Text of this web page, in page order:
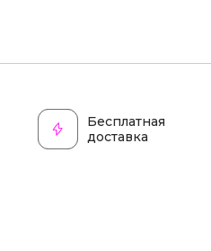
Бесплатная
доставка